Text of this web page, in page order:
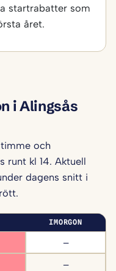
startrabatter som
året.
i Alingsås
och
runt kl 14. Aktuell
dagens snitt i
IMORGON
–
–